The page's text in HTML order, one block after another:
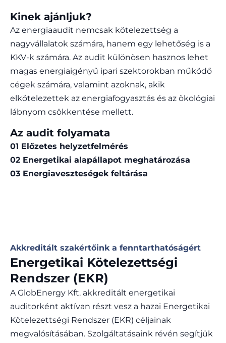
Kinek ajánljuk?
Az energiaaudit nemcsak kötelezettség a
nagyvállalatok számára, hanem egy lehetőség is a
KKV-k számára. Az audit különösen hasznos lehet
magas energiaigényű ipari szektorokban működő
cégek számára, valamint azoknak, akik
elkötelezettek az energiafogyasztás és az ökológiai
lábnyom csökkentése mellett.
Az audit folyamata
01 Előzetes helyzetfelmérés
02 Energetikai alapállapot meghatározása
03 Energiaveszteségek feltárása
Akkreditált szakértőink a fenntarthatóságért
Energetikai Kötelezettségi
Rendszer (EKR)
A GlobEnergy Kft. akkreditált energetikai
auditorként aktívan részt vesz a hazai Energetikai
Kötelezettségi Rendszer (EKR) céljainak
megvalósításában. Szolgáltatásaink révén segítjük